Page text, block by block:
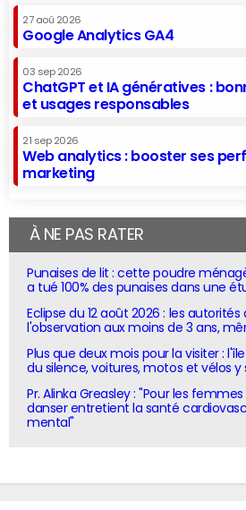
27 aoû 2026
Google Analytics GA4
03 sep 2026
ChatGPT et IA génératives :
et usages responsables
21 sep 2026
Web analytics : booster ses
marketing
À NE PAS RATER
Punaises de lit : cette poudre
a tué 100% des punaises dans une
Eclipse du 12 août 2026 : les
l'observation aux moins de 3 ans,
Plus que deux mois pour la visiter :
du silence, voitures, motos et vélos y
Pr. Alinka Greasley : "Pour les
danser entretient la santé
mental"